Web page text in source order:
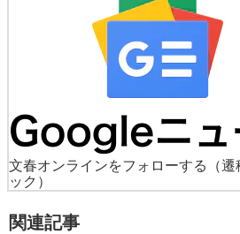
文春オンラインをフォローする
（
ック）
関連記事